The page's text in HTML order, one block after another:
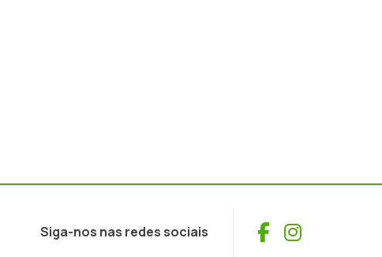
Siga-nos nas redes sociais Facebook
Instagram